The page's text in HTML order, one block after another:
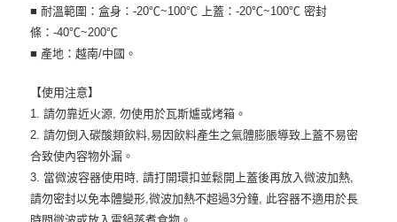
■ 耐溫範圍：盒身：-20℃~100℃ 上蓋：-20℃~100℃ 密封
條：-40℃~200℃
■ 產地：越南/中國。
【使用注意】
1. 請勿靠近火源, 勿使用於瓦斯爐或烤箱。
2. 請勿倒入碳酸類飲料,易因飲料產生之氣體膨脹導致上蓋不易密
合致使內容物外漏。
3. 當微波容器使用時, 請打開環扣並鬆開上蓋後再放入微波加熱,
請勿密封以免本體變形,微波加熱不超過3分鐘, 此容器不適用於長